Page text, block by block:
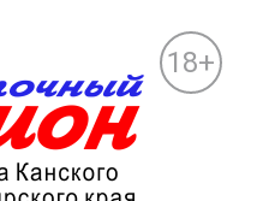
18+